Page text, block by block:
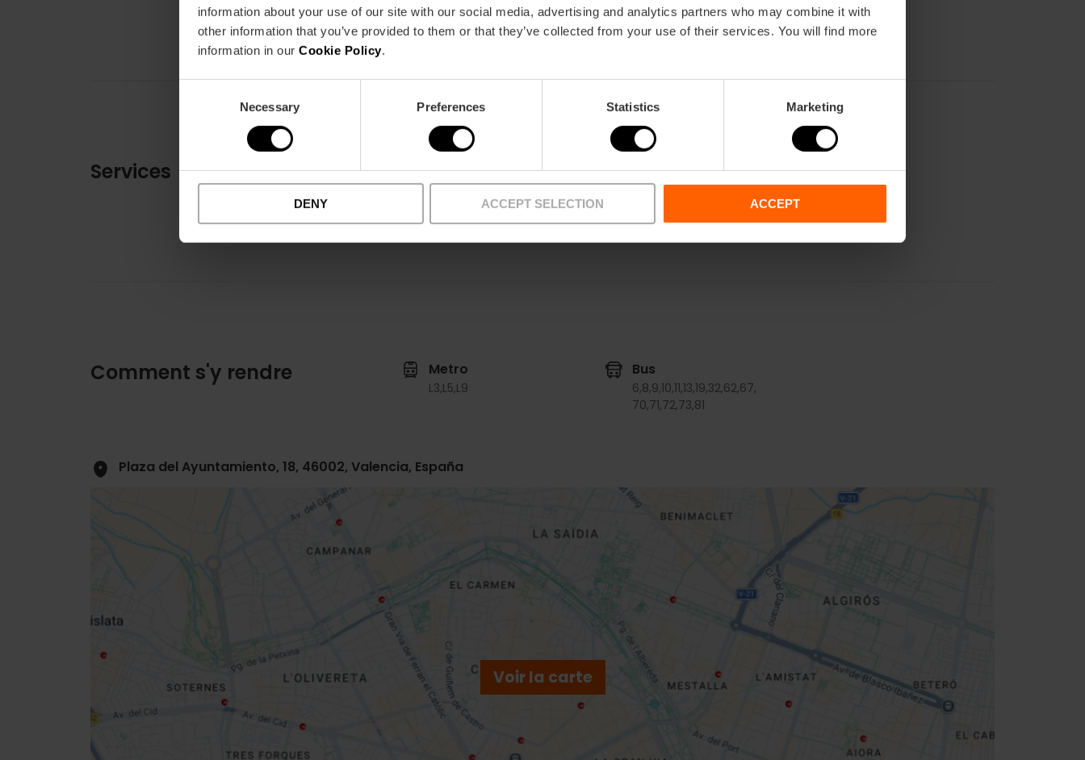
information about your use of our site with our social media, advertising and analytics partners who may combine it with
other information that you’ve provided to them or that they’ve collected from your use of their services. You will find more
information in our Cookie Policy.
Necessary Preferences Statistics Marketing
DENY ACCEPT SELECTION ACCEPT
Services Cafétéria Librairie Boutique
Comment s'y rendre Metro
L3,L5,L9
Bus
6,8,9,10,11,13,19,32,62,67,
70,71,72,73,81
Plaza del Ayuntamiento, 18, 46002, Valencia, España
Voir la carte
sidebar